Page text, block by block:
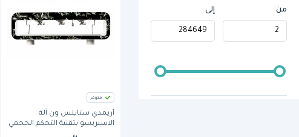
من إلى
متوفر
أريمدي ستايلس ون آلة
الاسبريسو بتقنية التحكم الحجمي